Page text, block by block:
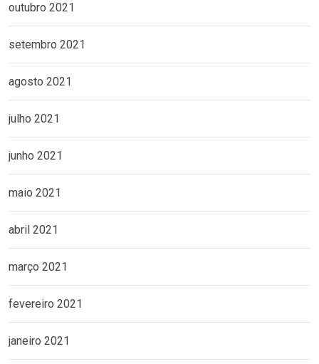
outubro 2021
setembro 2021
agosto 2021
julho 2021
junho 2021
maio 2021
abril 2021
março 2021
fevereiro 2021
janeiro 2021